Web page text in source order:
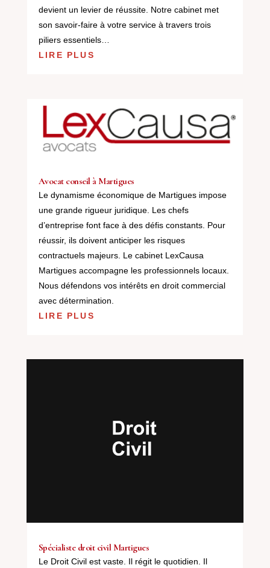
devient un levier de réussite. Notre cabinet met
son savoir-faire à votre service à travers trois
piliers essentiels…
LIRE PLUS
Avocat conseil à Martigues
Le dynamisme économique de Martigues impose
une grande rigueur juridique. Les chefs
d’entreprise font face à des défis constants. Pour
réussir, ils doivent anticiper les risques
contractuels majeurs. Le cabinet LexCausa
Martigues accompagne les professionnels locaux.
Nous défendons vos intérêts en droit commercial
avec détermination.
LIRE PLUS
Spécialiste droit civil Martigues
Le Droit Civil est vaste. Il régit le quotidien. Il